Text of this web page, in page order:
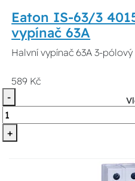
Eaton IS-63/3
vypínač 63A
Halvní vypínač 63A 3-pólový
589 Kč
-
+